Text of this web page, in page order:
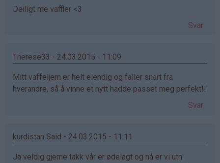
Deiligt me vaffler <3
Svar
Therese33 - 24.03.2015 - 11:09
Mitt vaffeljern er helt elendig og faller snart fra
hverandre, så å vinne et nytt hadde passet meg perfekt!!
Svar
kurdistan Said - 24.03.2015 - 11:11
Ja veldig gjerne takk vår er ødelagt og nå er vi utn